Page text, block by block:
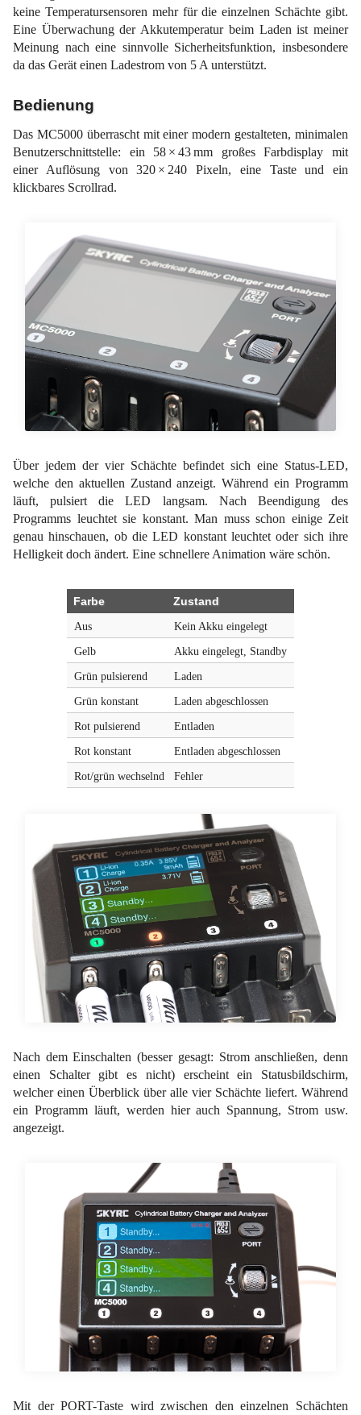
keine Temperatursensoren mehr für die einzelnen Schächte gibt.
Eine Überwachung der Akkutemperatur beim Laden ist meiner
Meinung nach eine sinnvolle Sicherheitsfunktion, insbesondere
da das Gerät einen Ladestrom von 5 A unterstützt.
Bedienung
Das MC5000 überrascht mit einer modern gestalteten, minimalen
Benutzerschnittstelle: ein 58 × 43 mm großes Farbdisplay mit
einer Auflösung von 320 × 240 Pixeln, eine Taste und ein
klickbares Scrollrad.
Über jedem der vier Schächte befindet sich eine Status-LED,
welche den aktuellen Zustand anzeigt. Während ein Programm
läuft, pulsiert die LED langsam. Nach Beendigung des
Programms leuchtet sie konstant. Man muss schon einige Zeit
genau hinschauen, ob die LED konstant leuchtet oder sich ihre
Helligkeit doch ändert. Eine schnellere Animation wäre schön.
Farbe Zustand
Aus
Kein Akku eingelegt
Gelb
Akku eingelegt, Standby
Grün pulsierend
Laden
Grün konstant
Laden abgeschlossen
Rot pulsierend
Entladen
Rot konstant
Entladen abgeschlossen
Rot/grün wechselnd
Fehler
Nach dem Einschalten (besser gesagt: Strom anschließen, denn
einen Schalter gibt es nicht) erscheint ein Statusbildschirm,
welcher einen Überblick über alle vier Schächte liefert. Während
ein Programm läuft, werden hier auch Spannung, Strom usw.
angezeigt.
Mit der PORT-Taste wird zwischen den einzelnen Schächten